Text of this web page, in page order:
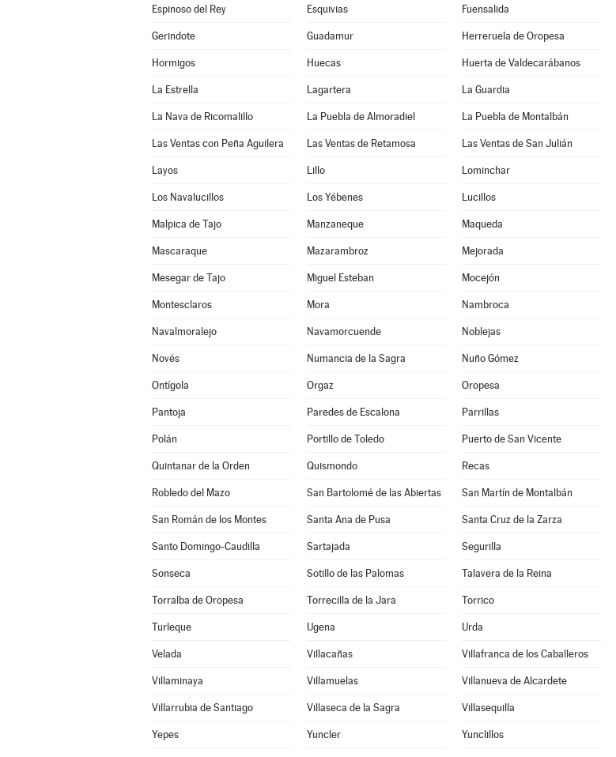
Espinoso del Rey Esquivias Fuensalida
Gerindote Guadamur Herreruela de Oropesa
Hormigos Huecas Huerta de Valdecarábanos
La Estrella Lagartera La Guardia
La Nava de Ricomalillo La Puebla de Almoradiel La Puebla de Montalbán
Las Ventas con Peña Aguilera Las Ventas de Retamosa Las Ventas de San Julián
Layos Lillo Lominchar
Los Navalucillos Los Yébenes Lucillos
Malpica de Tajo Manzaneque Maqueda
Mascaraque Mazarambroz Mejorada
Mesegar de Tajo Miguel Esteban Mocejón
Montesclaros Mora Nambroca
Navalmoralejo Navamorcuende Noblejas
Novés Numancia de la Sagra Nuño Gómez
Ontígola Orgaz Oropesa
Pantoja Paredes de Escalona Parrillas
Polán Portillo de Toledo Puerto de San Vicente
Quintanar de la Orden Quismondo Recas
Robledo del Mazo San Bartolomé de las Abiertas San Martín de Montalbán
San Román de los Montes Santa Ana de Pusa Santa Cruz de la Zarza
Santo Domingo-Caudilla Sartajada Segurilla
Sonseca Sotillo de las Palomas Talavera de la Reina
Torralba de Oropesa Torrecilla de la Jara Torrico
Turleque Ugena Urda
Velada Villacañas Villafranca de los Caballeros
Villaminaya Villamuelas Villanueva de Alcardete
Villarrubia de Santiago Villaseca de la Sagra Villasequilla
Yepes Yuncler Yunclillos